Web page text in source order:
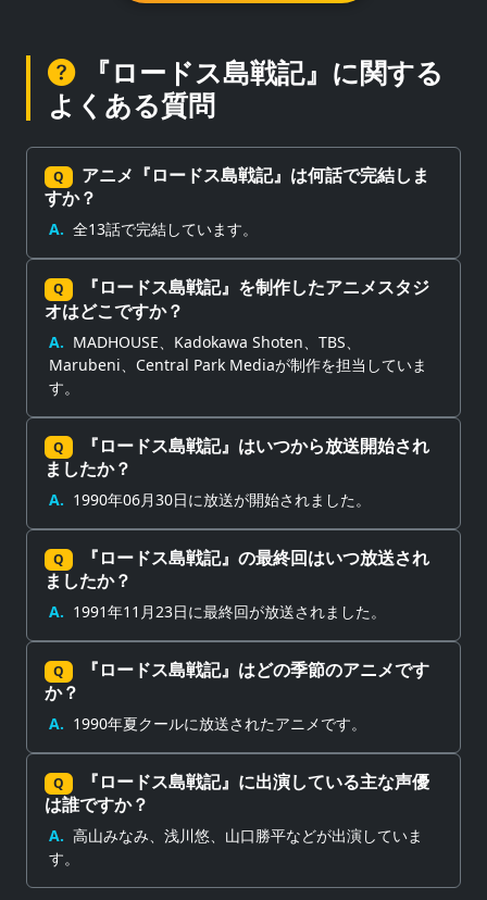
『ロードス島戦記』に関する
よくある質問
Q
アニメ『ロードス島戦記』は何話で完結しま
すか？
A. 全13話で完結しています。
Q
『ロードス島戦記』を制作したアニメスタジ
オはどこですか？
A. MADHOUSE、Kadokawa Shoten、TBS、
Marubeni、Central Park Mediaが制作を担当していま
す。
Q
『ロードス島戦記』はいつから放送開始され
ましたか？
A. 1990年06月30日に放送が開始されました。
Q
『ロードス島戦記』の最終回はいつ放送され
ましたか？
A. 1991年11月23日に最終回が放送されました。
Q
『ロードス島戦記』はどの季節のアニメです
か？
A. 1990年夏クールに放送されたアニメです。
Q
『ロードス島戦記』に出演している主な声優
は誰ですか？
A. 高山みなみ、浅川悠、山口勝平などが出演していま
す。